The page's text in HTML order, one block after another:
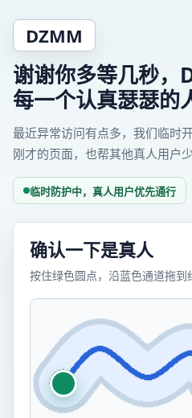
DZMM
谢谢你多等几秒，
每一个认真瑟瑟的
最近异常访问有点多，我们临时
刚才的页面，也帮其他真人用户少
临时防护中，真人用户优先通行
确认一下是真人
按住绿色圆点，沿蓝色通道拖到